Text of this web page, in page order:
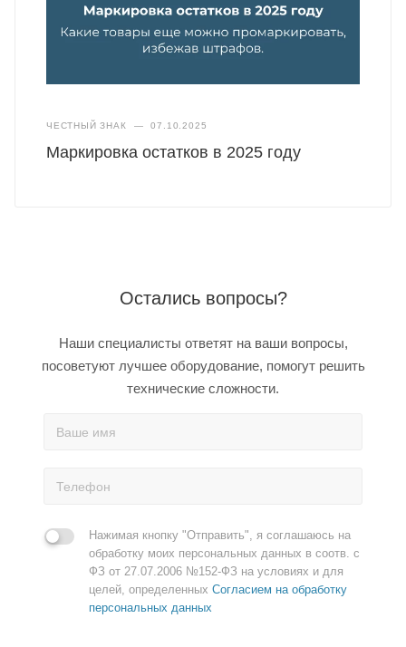
ЧЕСТНЫЙ ЗНАК — 07.10.2025
Маркировка остатков в 2025 году
Остались вопросы?
Наши специалисты ответят на ваши вопросы,
посоветуют лучшее оборудование, помогут решить
технические сложности.
Нажимая кнопку "Отправить", я соглашаюсь на
обработку моих персональных данных в соотв. с
ФЗ от 27.07.2006 №152-ФЗ на условиях и для
целей, определенных Согласием на обработку
персональных данных